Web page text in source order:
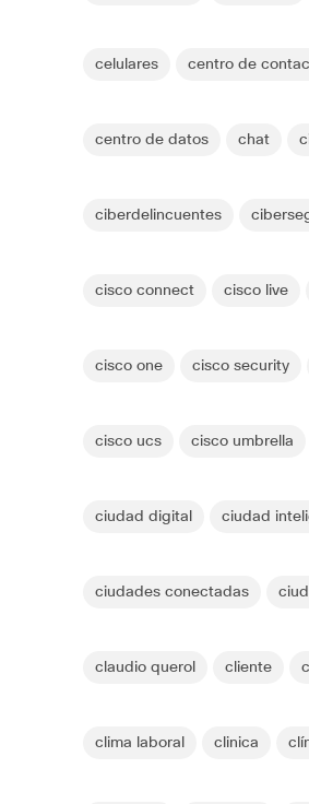
celulares centro de
centro de datos chat
ciberdelincuentes
cisco connect cisco live
cisco one cisco security
cisco ucs cisco umbrella
ciudad digital ciudad
ciudades conectadas
claudio querol cliente
clima laboral clinica